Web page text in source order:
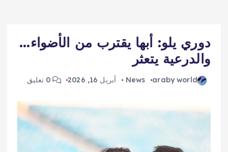
دوري يلو: أبها يقترب من الأضواء…
والدرعية يتعثر
araby world
News أبريل 16, 2026 0 تعليق